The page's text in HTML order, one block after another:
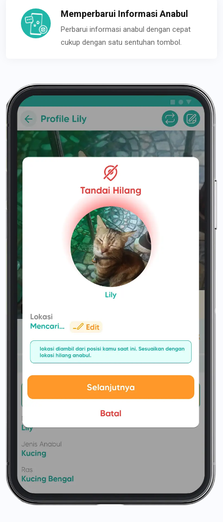
Memperbarui Informasi Anabul
Perbarui informasi anabul dengan cepat
cukup dengan satu sentuhan tombol.